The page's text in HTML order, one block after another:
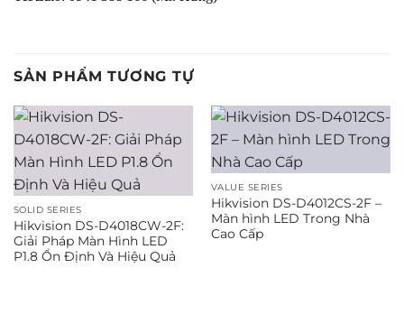
SẢN PHẨM TƯƠNG TỰ
SOLID SERIES
Hikvision DS-D4018CW-2F:
Giải Pháp Màn Hình LED
P1.8 Ổn Định Và Hiệu Quả
VALUE SERIES
Hikvision DS-D4012CS-2F –
Màn hình LED Trong Nhà
Cao Cấp